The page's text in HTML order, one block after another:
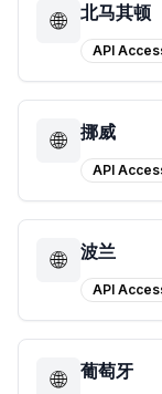
🌐 北马其顿
API
🌐 挪威
API
🌐 波兰
API
🌐 葡萄牙